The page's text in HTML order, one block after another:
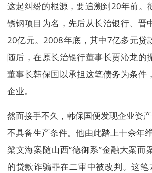
这起纠纷的根源，要追溯到20年前。
锈钢项目为名，先后从长治银行、晋
20亿元。2008年底，其中7亿多元贷
随后，在原长治银行董事长贾沁龙的
董事长韩保国以承担这笔债务为条件
企业。
然而接手不久，韩保国便发现企业资
不具备生产条件。他由此踏上十余年
梁文海案随山西“德御系”金融大案而
的贷款诈骗罪在二审中被改判。这